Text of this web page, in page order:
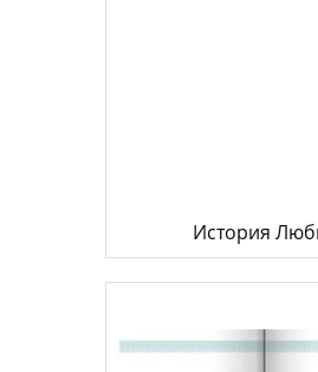
История